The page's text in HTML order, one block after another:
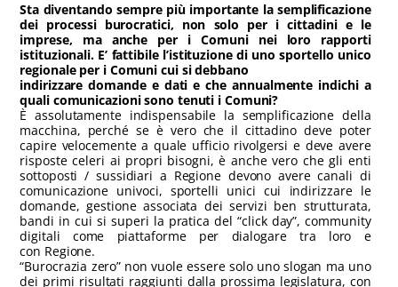
Sta diventando sempre più importante la semplificazione
dei processi burocratici, non solo per i cittadini e le
imprese, ma anche per i Comuni nei loro rapporti
istituzionali. E’ fattibile l’istituzione di uno sportello unico
regionale per i Comuni cui si debbano
indirizzare domande e dati e che annualmente indichi a
quali comunicazioni sono tenuti i Comuni?
È assolutamente indispensabile la semplificazione della
macchina, perché se è vero che il cittadino deve poter
capire velocemente a quale ufficio rivolgersi e deve avere
risposte celeri ai propri bisogni, è anche vero che gli enti
sottoposti / sussidiari a Regione devono avere canali di
comunicazione univoci, sportelli unici cui indirizzare le
domande, gestione associata dei servizi ben strutturata,
bandi in cui si superi la pratica del “click day”, community
digitali come piattaforme per dialogare tra loro e
con Regione.
“Burocrazia zero” non vuole essere solo uno slogan ma uno
dei primi risultati raggiunti dalla prossima legislatura, con